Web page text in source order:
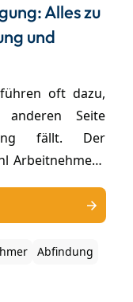
Alles zu
und
oft dazu,
Seite
fällt. Der
Arbeitnehmern
wegen
Abfindung
Abfindung